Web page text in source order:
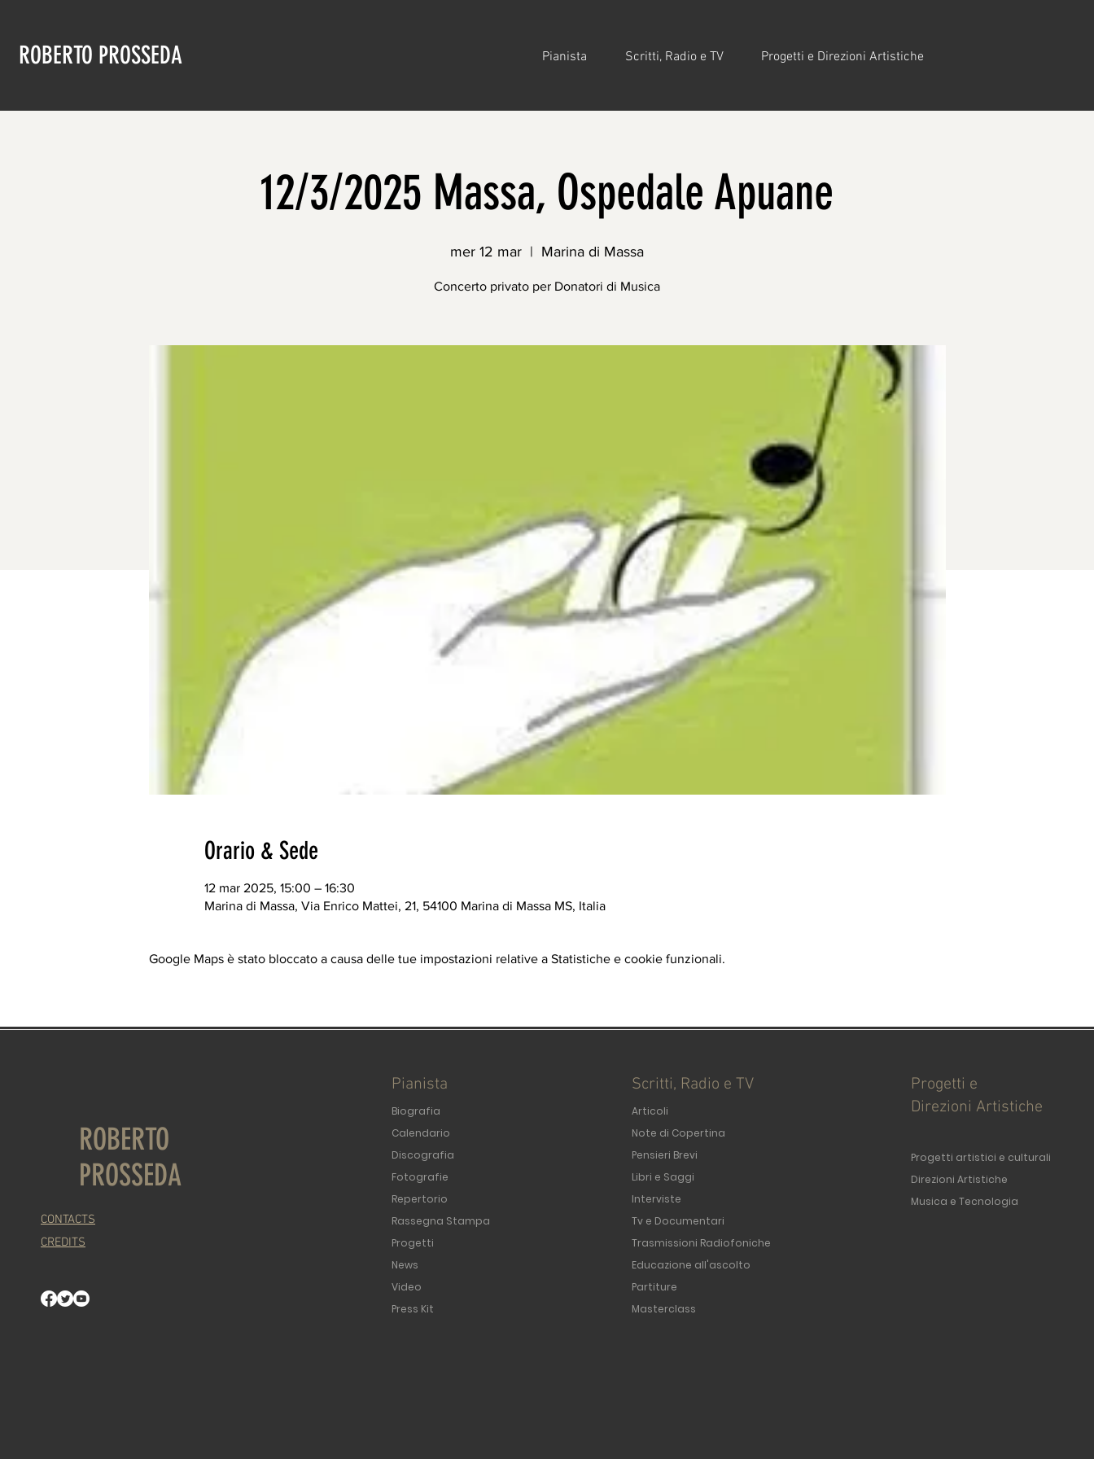
ROBERTO PROSSEDA Pianista Scritti, Radio e TV Progetti e Direzioni Artistiche
12/3/2025 Massa, Ospedale Apuane
mer 12 mar
  |
Marina di Massa
Concerto privato per Donatori di Musica
Orario & Sede
12 mar 2025, 15:00 – 16:30
Marina di Massa, Via Enrico Mattei, 21, 54100 Marina di Massa MS, Italia
Google Maps è stato bloccato a causa delle tue impostazioni relative a Statistiche e cookie funzionali.
ROBERTO
PROSSEDA
CONTACTS
CREDITS
Pianista
Biografia
Calendario
Discografia
Fotografie
Repertorio
Rassegna Stampa
Progetti
News
Video
Press Kit
Scritti, Radio e TV
Articoli
Note di Copertina
Pensieri Brevi
Libri e Saggi
Interviste
Tv e Documentari
Trasmissioni Radiofoniche
Educazione all'ascolto
Partiture
Masterclass
Progetti e
Direzioni Artistiche
Progetti artistici e culturali
Direzioni Artistiche
Musica e Tecnologia